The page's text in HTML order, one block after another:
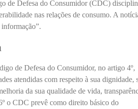
de Defesa do Consumidor (CDC)
nas relações de consumo. A
de Defesa do Consumidor, no artigo 4º,
atendidas com respeito à sua dignidade,
da sua qualidade de vida,
o CDC prevê como direito básico do